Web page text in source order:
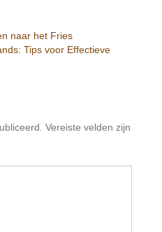
naar het Fries
Tips voor Effectieve
Vereiste velden zijn